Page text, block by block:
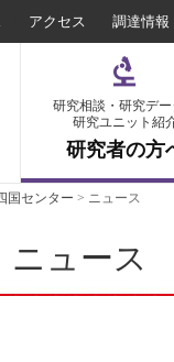
アクセス 調達情報
研究相談・研究デー
研究ユニット紹
研究者の方
国センター > ニュース
ュース